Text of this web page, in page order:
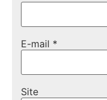
E-mail *
Site